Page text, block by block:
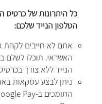
כל היתרונות של
הטלפון הנייד שלכם:
אתם לא חייבים
האשראי. תוכלו לשלם
הנייד ללא צורך
ניתן לבצע עסקאות